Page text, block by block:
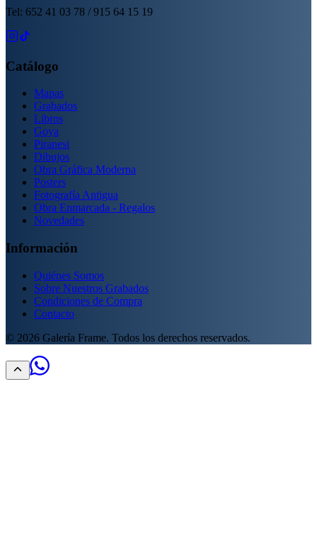
Tel: 652 41 03 78 / 915 64 15 19
Catálogo
Mapas
Grabados
Libros
Goya
Piranesi
Dibujos
Obra Gráfica Moderna
Posters
Fotografía Antigua
Obra Enmarcada - Regalos
Novedades
Información
Quiénes Somos
Sobre Nuestros Grabados
Condiciones de Compra
Contacto
© 2026 Galería Frame. Todos los derechos reservados.